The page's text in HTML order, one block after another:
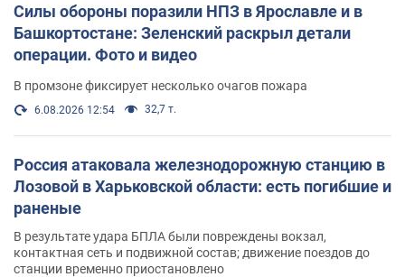
Силы обороны поразили НПЗ в Ярославле и в
Башкортостане: Зеленский раскрыл детали
операции. Фото и видео
В промзоне фиксирует несколько очагов пожара
6.08.2026 12:54 32,7 т.
Россия атаковала железнодорожную станцию в
Лозовой в Харьковской области: есть погибшие и
раненые
В результате удара БПЛА были повреждены вокзал,
контактная сеть и подвижной состав; движение поездов до
станции временно приостановлено